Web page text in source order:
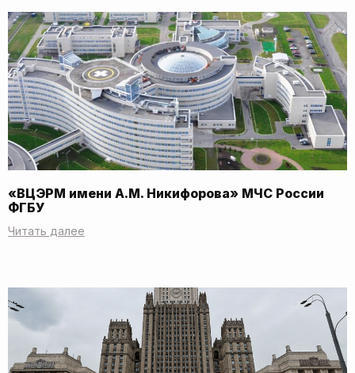
«ВЦЭРМ имени А.М. Никифорова» МЧС России
ФГБУ
Читать далее